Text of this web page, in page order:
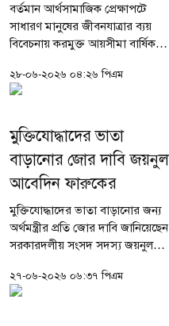
বর্তমান আর্থসামাজিক প্রেক্ষাপটে
সাধারণ মানুষের জীবনযাত্রার ব্যয়
বিবেচনায় করমুক্ত আয়সীমা বার্ষিক ৬
প্রবাসী কল্যাণ ও বৈদেশিক কর্মসংস্থান
প্রতিমন্ত্রী...
২৮-০৬-২০২৬ ০৪:২৬ পিএম
মুক্তিযোদ্ধাদের ভাতা
বাড়ানোর জোর দাবি জয়নুল
আবেদিন ফারুকের
মুক্তিযোদ্ধাদের ভাতা বাড়ানোর জন্য
অর্থমন্ত্রীর প্রতি জোর দাবি জানিয়েছেন
সরকারদলীয় সংসদ সদস্য জয়নুল
দেশের স্বাধীনতার জন্য যারা সর্বোচ্চ
ত্যাগ স্বীকার করেছেন,...
২৭-০৬-২০২৬ ০৬:৩৭ পিএম